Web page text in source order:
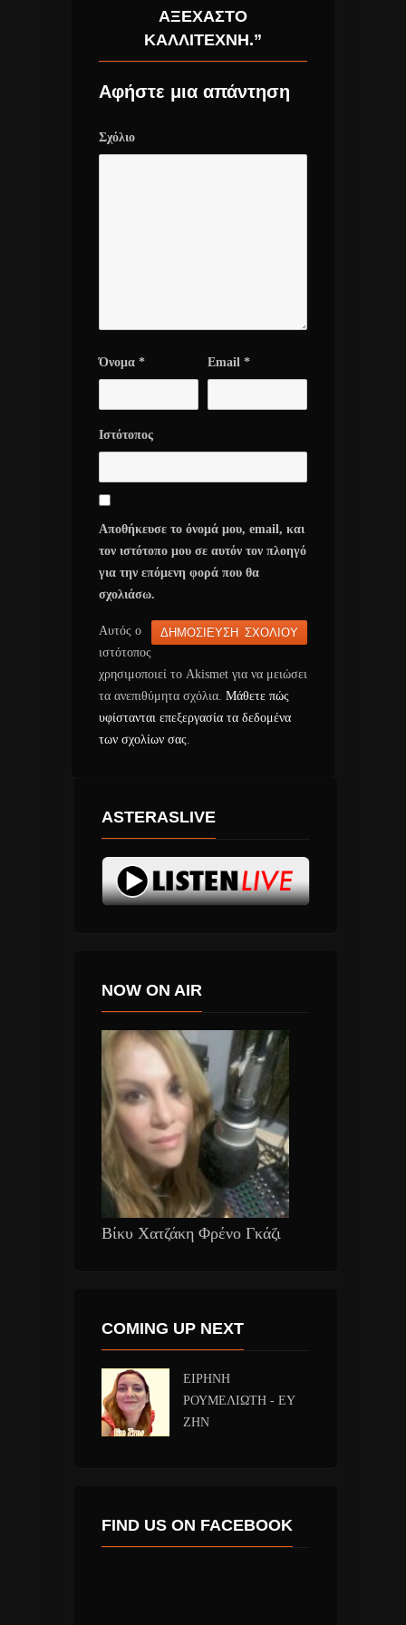
ΑΞΈΧΑΣΤΟ
ΚΑΛΛΙΤΈΧΝΗ.”
Αφήστε μια απάντηση
Σχόλιο
Όνομα * Email *
Ιστότοπος
Αποθήκευσε το όνομά μου, email, και
τον ιστότοπο μου σε αυτόν τον πλοηγό
για την επόμενη φορά που θα
σχολιάσω.
Αυτός ο
ιστότοπος
χρησιμοποιεί το Akismet για να μειώσει
τα ανεπιθύμητα σχόλια. Μάθετε πώς
υφίστανται επεξεργασία τα δεδομένα
των σχολίων σας
ASTERASLIVE
NOW ON AIR
Βίκυ Χατζάκη Φρένο Γκάζι
COMING UP NEXT
ΕΙΡΗΝΗ
ΡΟΥΜΕΛΙΩΤΗ - ΕΥ
ΖΗΝ
FIND US ON FACEBOOK